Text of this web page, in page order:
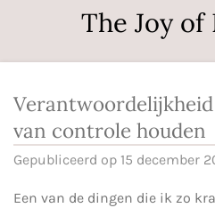
hoofdinhoud
The Joy
van controle houden
Gepubliceerd op 15 december
Een van de dingen die ik zo